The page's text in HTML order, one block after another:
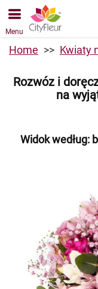
Przyjmujemy
sklepu
to
Menu
Home Kwiaty
Rozwóz i
na
Widok według: